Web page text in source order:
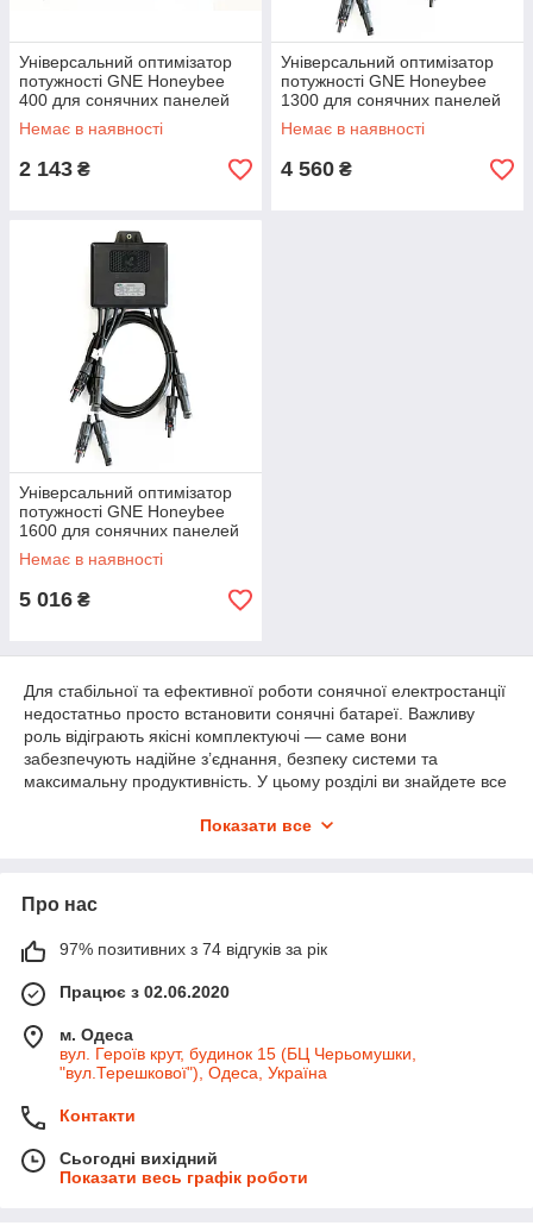
Універсальний оптимізатор
потужності GNE Honeybee
400 для сонячних панелей
(MC4)
Немає в наявності
2 143 ₴
Універсальний оптимізатор
потужності GNE Honeybee
1300 для сонячних панелей
(MC4)
Немає в наявності
4 560 ₴
Універсальний оптимізатор
потужності GNE Honeybee
1600 для сонячних панелей
(MC4)
Немає в наявності
5 016 ₴
Для стабільної та ефективної роботи сонячної електростанції
недостатньо просто встановити сонячні батареї. Важливу
роль відіграють якісні комплектуючі — саме вони
забезпечують надійне з’єднання, безпеку системи та
максимальну продуктивність. У цьому розділі ви знайдете все
і фотоелектричних систем, як для приватних будинків, так і
Кабелі для сонячних батарей
на тривалу експлуатацію на відкритому повітрі.
MC4-конектори та перехідники
мінімізуючи втрати енергії.
Оптимізатори потужності для сонячних панелей
максимальною ефективністю навіть при частковому
Монтажні елементи — кронштейни, затискачі,
направляючі та інші кріпильні деталі для встановлення
Показати все
Про нас
97% позитивних з 74 відгуків за рік
Працює з 02.06.2020
м. Одеса
вул. Героїв крут, будинок 15 (БЦ Черьомушки,
"вул.Терешкової"), Одеса, Україна
Контакти
Сьогодні вихідний
Показати весь графік роботи